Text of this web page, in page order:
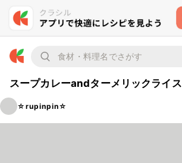
スープカレーandターメリックライス
☆rupinpin☆